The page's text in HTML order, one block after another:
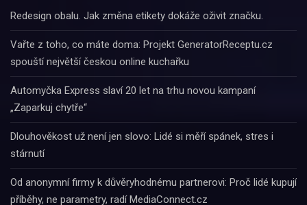
Redesign obalu. Jak změna etikety dokáže oživit značku.
Vařte z toho, co máte doma: Projekt GeneratorReceptu.cz
spouští největší českou online kuchařku
Automyčka Express slaví 20 let na trhu novou kampaní
„Zaparkuj chytře“
Dlouhověkost už není jen slovo: Lidé si měří spánek, stres i
stárnutí
Od anonymní firmy k důvěryhodnému partnerovi: Proč lidé kupují
příběhy, ne parametry, radí MediaConnect.cz